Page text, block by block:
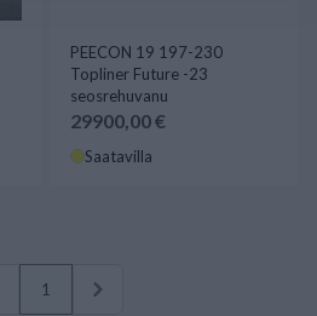
PEECON 19 197-230
Topliner Future -23
seosrehuvanu
29900,00 €
Saatavilla
1